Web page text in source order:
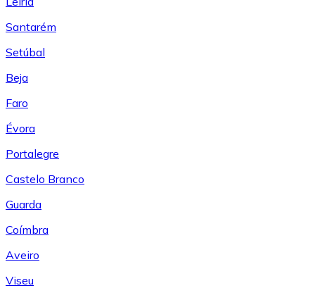
Santarém
Setúbal
Beja
Faro
Évora
Portalegre
Castelo Branco
Guarda
Coímbra
Aveiro
Viseu